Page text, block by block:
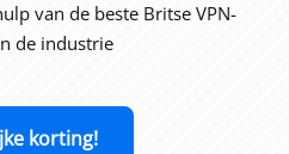
van de beste Britse VPN-
de industrie
korting!